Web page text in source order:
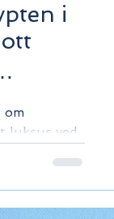
i
om
luksus ved